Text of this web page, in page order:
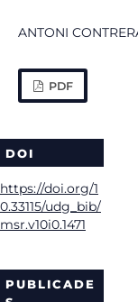
ANTONI
PDF
DOI
https://doi.org/1
0.33115/udg_bib/
msr.v10i0.1471
PUBLICADE